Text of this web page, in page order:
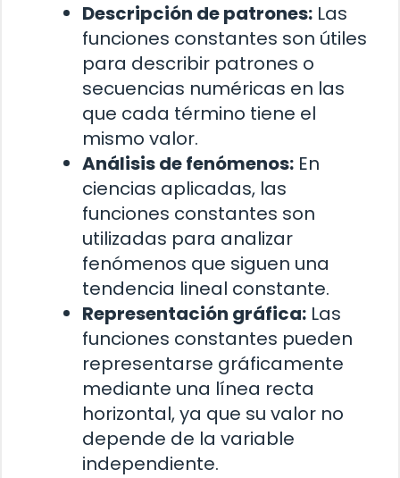
Descripción de patrones: Las
funciones constantes son útiles
para describir patrones o
secuencias numéricas en las
que cada término tiene el
mismo valor.
Análisis de fenómenos: En
ciencias aplicadas, las
funciones constantes son
utilizadas para analizar
fenómenos que siguen una
tendencia lineal constante.
Representación gráfica: Las
funciones constantes pueden
representarse gráficamente
mediante una línea recta
horizontal, ya que su valor no
depende de la variable
independiente.